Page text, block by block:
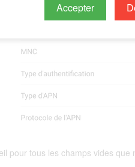
Accepter
pour tous les champs vides que